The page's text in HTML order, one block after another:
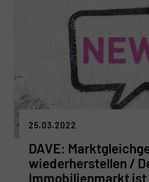
25.03.2022
DAVE:
wiederherstellen /
Immobilienmarkt ist